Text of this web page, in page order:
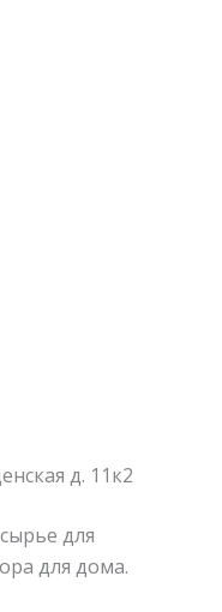
д. 11к2
для
для дома.